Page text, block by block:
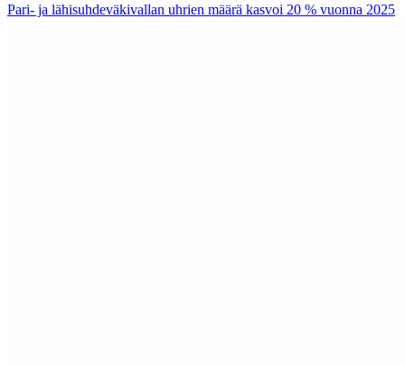
Pari- ja lähisuhdeväkivallan uhrien määrä kasvoi 20 % vuonna 2025